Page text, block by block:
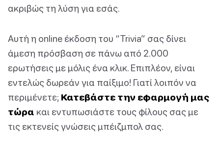
ακριβώς τη λύση για εσάς.
Αυτή η online έκδοση του “Trivia” σας δίνει
άμεση πρόσβαση σε πάνω από 2.000
ερωτήσεις με μόλις ένα κλικ. Επιπλέον, είναι
εντελώς δωρεάν για παίξιμο! Γιατί λοιπόν να
περιμένετε; Κατεβάστε την εφαρμογή μας
τώρα και εντυπωσιάστε τους φίλους σας με
τις εκτενείς γνώσεις μπέιζμπολ σας.